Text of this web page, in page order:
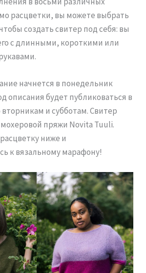
расцветки, вы можете выбрать
создать свитер под себя: вы
с длинными, короткими или
начнется в понедельник
описания будет публиковаться в
вторникам и субботам. Свитер
мохеровой пряжи Novita Tuuli.
ниже и
к вязальному марафону!